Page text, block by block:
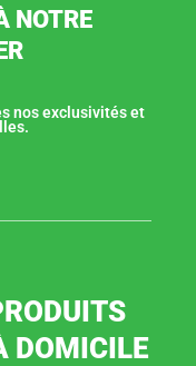
NOTRE
nos exclusivités et
DOMICILE